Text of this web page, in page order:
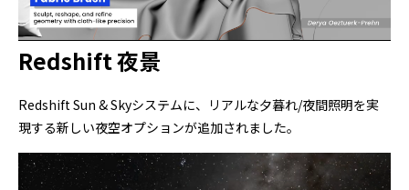
Redshift 夜景
Redshift Sun & Skyシステムに、リアルな夕暮れ/夜間照明を実
現する新しい夜空オプションが追加されました。